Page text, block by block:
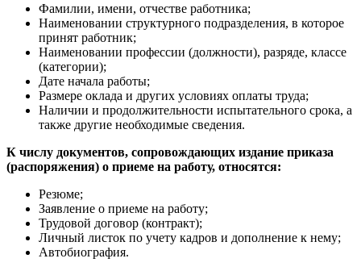
Фамилии, имени, отчестве работника;
Наименовании структурного подразделения, в которое
принят работник;
Наименовании профессии (должности), разряде, классе
(категории);
Дате начала работы;
Размере оклада и других условиях оплаты труда;
Наличии и продолжительности испытательного срока, а
также другие необходимые сведения.
К числу документов, сопровождающих издание приказа
(распоряжения) о приеме на работу, относятся:
Резюме;
Заявление о приеме на работу;
Трудовой договор (контракт);
Личный листок по учету кадров и дополнение к нему;
Автобиография.